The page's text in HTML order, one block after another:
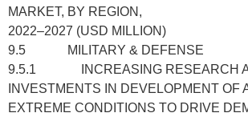
MARKET, BY REGION,
2022–2027 (USD MILLION)
9.5 MILITARY & DEFENSE
9.5.1 INCREASING RESEARCH
INVESTMENTS IN DEVELOPMENT OF
EXTREME CONDITIONS TO DRIVE